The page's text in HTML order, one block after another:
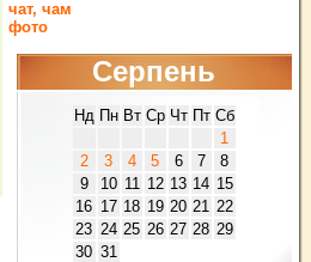
чат, чам
фото
Серпень
Нд Пн Вт Ср Чт Пт Сб
1
2
3 4 5 6 7
8
9
10 11 12 13 14 15
16 17 18 19 20 21 22
23 24 25 26 27 28 29
30 31